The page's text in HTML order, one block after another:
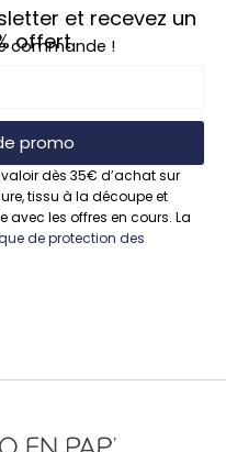
et recevez un
offert
commande !
promo
dès 35€ d’achat sur
tissu à la découpe et
les offres en cours. La
de protection des